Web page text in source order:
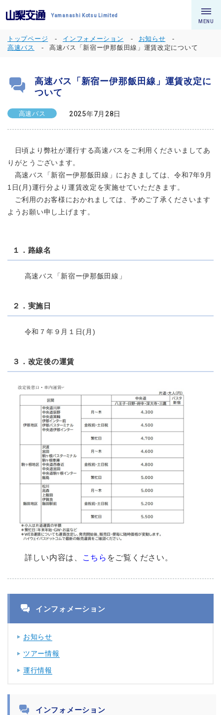
Yamanashi Kotsu Limited
MENU
トップページ インフォメーション
お知らせ
高速バス
高速バス「新宿ー伊那飯田線」運賃改定について
高速バス「新宿ー伊那飯田線」運賃改定に
ついて
高速バス 2025年7月28日
日頃より弊社が運行する高速バスをご利用くださいましてあ
りがとうございます。
高速バス「新宿ー伊那飯田線」におきましては、令和7年9月
1日(月)運行分より運賃改定を実施せていただきます。
ご利用のお客様におかれましては、予めご了承くださいます
ようお願い申し上げます。
１．路線名
高速バス「新宿ー伊那飯田線」
２．実施日
令和７年９月１日(月)
３．改定後の運賃
詳しい内容は、 こちら をご覧ください。
インフォメーション
お知らせ
ツアー情報
運行情報
インフォメーション